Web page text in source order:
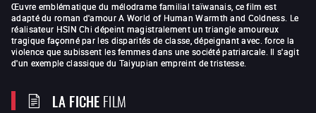
Œuvre emblématique du mélodrame familial taïwanais, ce film est
adapté du roman d'amour A World of Human Warmth and Coldness. Le
réalisateur HSIN Chi dépeint magistralement un triangle amoureux
tragique façonné par les disparités de classe, dépeignant avec. force la
violence que subissent les femmes dans une société patriarcale. Il s'agit
d'un exemple classique du Taiyupian empreint de tristesse.
LA FICHEFILM